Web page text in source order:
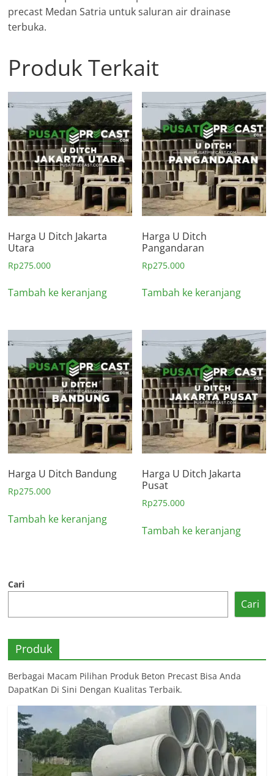
precast Medan Satria untuk saluran air drainase
terbuka.
Produk Terkait
Harga U Ditch Jakarta
Utara
Rp275.000
Tambah ke keranjang
Harga U Ditch
Pangandaran
Rp275.000
Tambah ke keranjang
Harga U Ditch Bandung
Rp275.000
Tambah ke keranjang
Harga U Ditch Jakarta
Pusat
Rp275.000
Tambah ke keranjang
Cari
Cari
Produk
Berbagai Macam Pilihan Produk Beton Precast Bisa Anda
DapatKan Di Sini Dengan Kualitas Terbaik.